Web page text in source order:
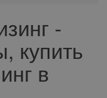
-
купить
в